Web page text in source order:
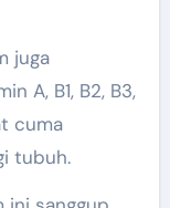
juga
A, B1, B2, B3,
cuma
tubuh.